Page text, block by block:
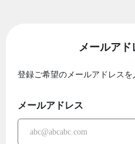
メールアド
登録ご希望のメールアドレスを
メールアドレス